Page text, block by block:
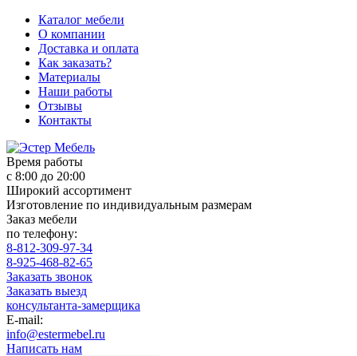
Каталог мебели
О компании
Доставка и оплата
Как заказать?
Материалы
Наши работы
Отзывы
Контакты
Время работы
с 8:00 до 20:00
Широкий ассортимент
Изготовление по индивидуальным размерам
Заказ мебели
по телефону:
8-812-309-97-34
8-925-468-82-65
Заказать звонок
Заказать выезд
консультанта-замерщика
E-mail:
info@estermebel.ru
Написать нам